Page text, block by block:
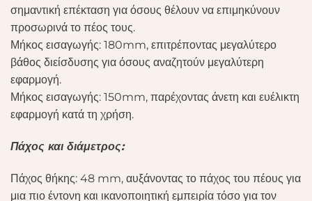
σημαντική επέκταση για όσους θέλουν να επιμηκύνουν
προσωρινά το πέος τους.
Μήκος εισαγωγής: 180mm, επιτρέποντας μεγαλύτερο
βάθος διείσδυσης για όσους αναζητούν μεγαλύτερη
εφαρμογή.
Μήκος εισαγωγής: 150mm, παρέχοντας άνετη και ευέλικτη
εφαρμογή κατά τη χρήση.
Πάχος και διάμετρος:
Πάχος θήκης: 48 mm, αυξάνοντας το πάχος του πέους για
μια πιο έντονη και ικανοποιητική εμπειρία τόσο για τον